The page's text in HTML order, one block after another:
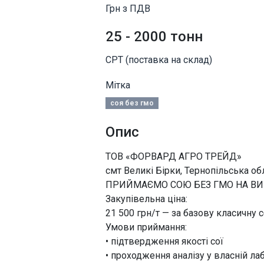
Грн з ПДВ
25 - 2000 тонн
CPT (поставка на склад)
Мітка
соя без гмо
Опис
ТОВ «ФОРВАРД АГРО ТРЕЙД»
смт Великі Бірки, Тернопільська
ПРИЙМАЄМО СОЮ БЕЗ ГМО НА
Закупівельна ціна:
21 500 грн/т — за базову класичну
Умови приймання:
• підтвердження якості сої
• проходження аналізу у власній